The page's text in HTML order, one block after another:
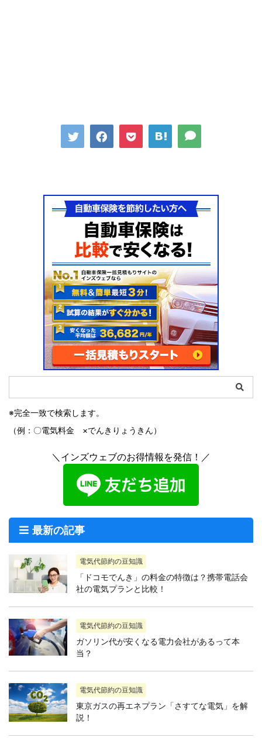
※完全一致で検索します。
（例：〇電気料金 ×でんきりょうきん）
＼インズウェブのお得情報を発信！／
最新の記事
電気代節約の豆知識
「ドコモでんき」の料金の特徴は？携帯電話会
社の電気プランと比較！
電気代節約の豆知識
ガソリン代が安くなる電力会社があるって本
当？
電気代節約の豆知識
東京ガスの再エネプラン「さすてな電気」を解
説！